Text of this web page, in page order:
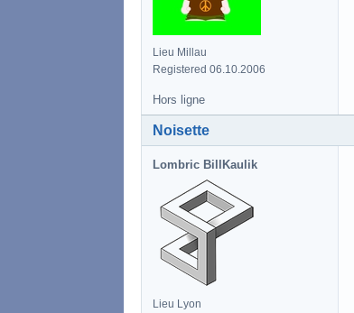
Lieu Millau
Registered 06.10.2006
Hors ligne
Noisette
Lombric BillKaulik
Lieu Lyon